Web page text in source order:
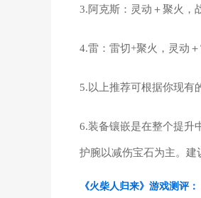
3.阿克斯：灵动＋聚火，
4.雷：雷切+聚火，灵动
5.以上推荐可根据你现有
6.装备镶嵌是在整个提升
护腕以减伤宝石为主。建
《火柴人归来》游戏测评：